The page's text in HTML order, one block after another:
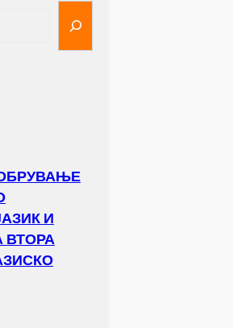
И
ВТОРА